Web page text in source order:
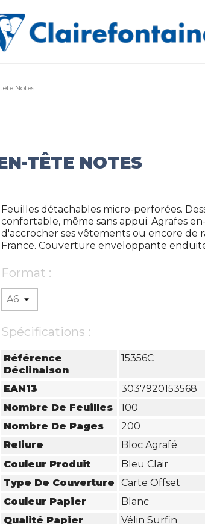
Notes
TÊTE NOTES
Feuilles détachables micro-perforées.
confortable, même sans appui. Agrafes
d'accrocher ses vêtements ou encore de
France. Couverture enveloppante
Format :
Spécifications :
Référence
Déclinaison
15356C
EAN13
3037920153568
Nombre De Feuilles
100
Nombre De Pages
200
Reliure
Bloc Agrafé
Couleur Produit
Bleu Clair
Type De Couverture
Carte Offset
Couleur Papier
Blanc
Qualité Papier
Vélin Surfin